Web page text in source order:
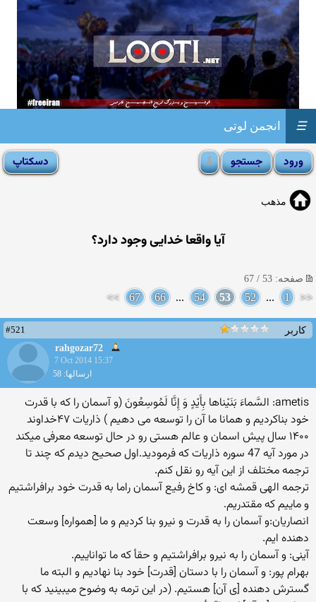
انجمن لوتی ☰
مذهب
آيا واقعا خدايى وجود دارد؟
صفحه: 53 / 67
<<
1
...
52
53
54
...
66
67
>>
کاربر
#521
rahgozar72
7 Oct 2014 15:37
ارسالها: 58
ametis: السَّماءَ بَنَيْناها بِأَيْدٍ وَ إِنَّا لَمُوسِعُونَ (و آسمان را که با قدرت
خود بناکردیم و همانا ما آن را توسعه می دهیم ) ذاریات ۴۷خداوند
۱۴۰۰ سال پیش اسمان و عالم هستی رو در حال توسعه معرفی میکند
در مورد آیه 47 سوره ذاریات که فرمودید.اول صحیح دیدم که چند تا
ترجمه مختلف از این آیه رو نقل کنم.
ترجمه الهی قمشه ای: و کاخ رفیع آسمان راما به قدرت خود برافراشتیم
و ماییم که مقتدریم.
انصاریان:و آسمان را به قدرت و نیرو بنا کردیم و ما [همواره] وسعت
دهنده ایم.
آینی: و آسمان را به نیرو برافراشتیم و حقأ که ما تواناییم.
بهرام پور: و آسمان را با دستان [قدرت] خود بنا نهادیم و البته ما
گسترش دهنده [ی آن] هستیم. (در این ترمه به وضوح میبینید که با